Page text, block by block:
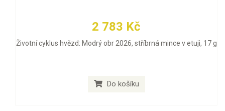
2 783 Kč
Životní cyklus hvězd: Modrý obr 2026, stříbrná mince v etuji, 17 g
Do košíku